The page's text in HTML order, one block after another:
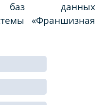
баз данных
«Франшизная